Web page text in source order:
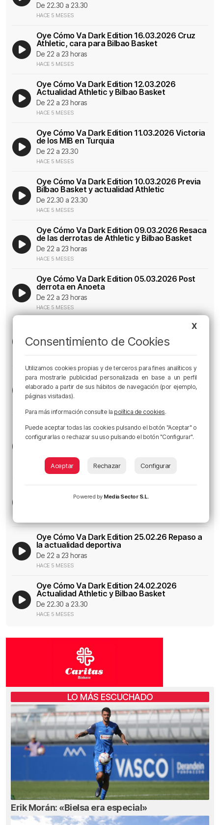
De 22.30 a 23.30
HACE 5 MESES
Oye Cómo Va Dark Edition 16.03.2026 Cruz
Athletic, cara para Bilbao Basket
De 22 a 23 horas
HACE 5 MESES
Oye Cómo Va Dark Edition 12.03.2026
Actualidad Athletic y Bilbao Basket
De 22 a 23 horas
HACE 5 MESES
Oye Cómo Va Dark Edition 11.03.2026 Victoria
de los MIB en Turquia
De 22 a 23.30
HACE 5 MESES
Oye Cómo Va Dark Edition 10.03.2026 Previa
Bilbao Basket y actualidad Athletic
De 22.30 a 23.30
HACE 5 MESES
Oye Cómo Va Dark Edition 09.03.2026 Resaca
de las derrotas de Athletic y Bilbao Basket
De 22 a 23 horas
HACE 5 MESES
Oye Cómo Va Dark Edition 05.03.2026 Post
derrota en Anoeta
De 22 a 23 horas
HACE 5 MESES
Oye Cómo Va Dark Edition 03.03.2026 Previa
del Real Sociedad-Athletic
De 22.30 23.30
HACE 5 MESES
Oye Cómo Va Dark Edition 02.03.2026 Se
acerca la vuelta de Copa
De 22 a 23 horas
Las claves de la vuelta de semifinales en
Anoeta
Analizamos el momento zurigorri y txuriurdin de cara al
en Sevilla
HACE 5 MESES
Oye Cómo Va Dark Edition 26.02.2026
Actualidad deportiva
Oye Cómo Va Dark Edition 25.02.26 Repaso a
la actualidad deportiva
De 22 a 23 horas
HACE 5 MESES
Oye Cómo Va Dark Edition 24.02.2026
Actualidad Athletic y Bilbao Basket
De 22.30 a 23.30
HACE 5 MESES
LO MÁS ESCUCHADO
Erik Morán: «Bielsa era especial»
X
Consentimiento de Cookies
Utilizamos cookies propias y de terceros para fines analíticos y
para mostrarle publicidad personalizada en base a un perfil
elaborado a partir de sus hábitos de navegación (por ejemplo,
páginas visitadas).
Para más información consulte la política de cookies.
Puede aceptar todas las cookies pulsando el botón "Aceptar" o
configurarlas o rechazar su uso pulsando el botón "Configurar".
Aceptar Rechazar Configurar
Powered by Media Sector S.L.